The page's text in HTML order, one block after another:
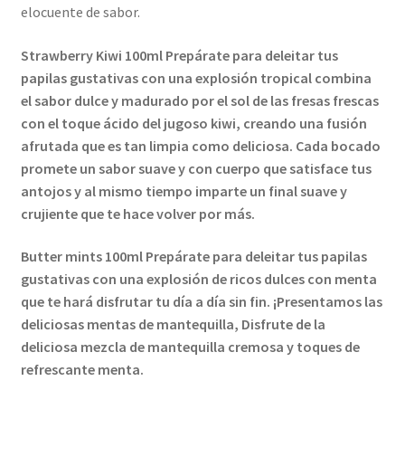
elocuente de sabor.
Strawberry Kiwi 100ml Prepárate para deleitar tus
papilas gustativas con una explosión tropical combina
el sabor dulce y madurado por el sol de las fresas frescas
con el toque ácido del jugoso kiwi, creando una fusión
afrutada que es tan limpia como deliciosa. Cada bocado
promete un sabor suave y con cuerpo que satisface tus
antojos y al mismo tiempo imparte un final suave y
crujiente que te hace volver por más.
Butter mints 100ml Prepárate para deleitar tus papilas
gustativas con una explosión de ricos dulces con menta
que te hará disfrutar tu día a día sin fin. ¡Presentamos las
deliciosas mentas de mantequilla, Disfrute de la
deliciosa mezcla de mantequilla cremosa y toques de
refrescante menta.